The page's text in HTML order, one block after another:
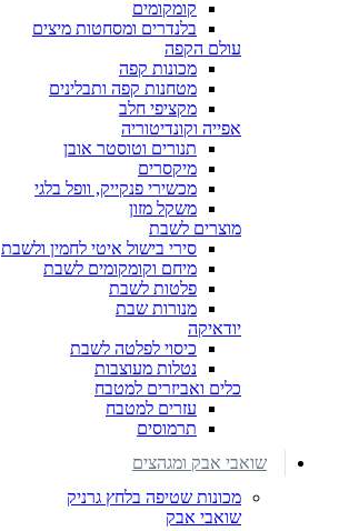
קומקומים
בלנדרים ומסחטות מיצים
עולם הקפה
מכונות קפה
מטחנות קפה ותבלינים
מקציפי חלב
אפייה וקונדיטוריה
תנורים וטוסטר אובן
מיקסרים
מכשירי פנקייק, וופל בלגי
משקל מזון
מוצרים לשבת
סירי בישול איטי לחמין ולשבת
מיחם וקומקומים לשבת
פלטות לשבת
מנורות שבת
יודאיקה
כיסוי לפלטה לשבת
נטלות מעוצבות
כלים ואביזרים למטבח
עזרים למטבח
תרמוסים
שואבי אבק ומגהצים
מכונות שטיפה בלחץ גרניק
שואבי אבק